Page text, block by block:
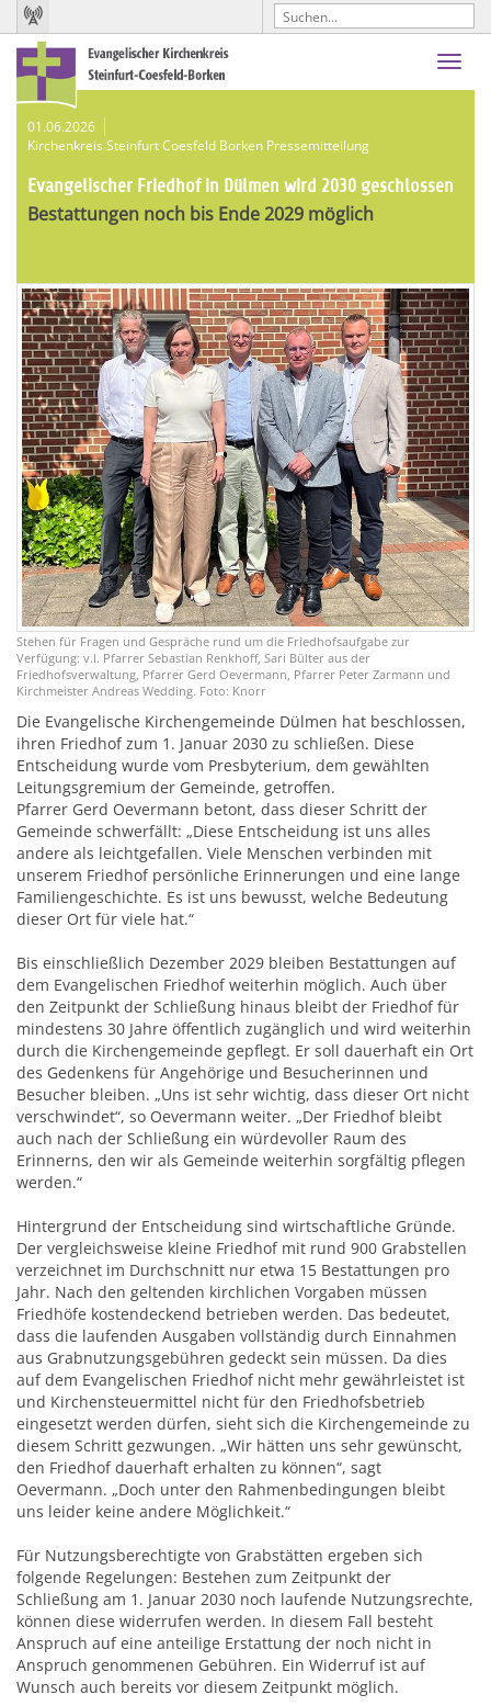
01.06.2026
Kirchenkreis Steinfurt Coesfeld Borken Pressemitteilung
Evangelischer Friedhof in Dülmen wird 2030 geschlossen
Bestattungen noch bis Ende 2029 möglich
Stehen für Fragen und Gespräche rund um die Friedhofsaufgabe zur
Verfügung: v.l. Pfarrer Sebastian Renkhoff, Sari Bülter aus der
Friedhofsverwaltung, Pfarrer Gerd Oevermann, Pfarrer Peter Zarmann und
Kirchmeister Andreas Wedding. Foto: Knorr
Die Evangelische Kirchengemeinde Dülmen hat beschlossen,
ihren Friedhof zum 1. Januar 2030 zu schließen. Diese
Entscheidung wurde vom Presbyterium, dem gewählten
Leitungsgremium der Gemeinde, getroffen.
Pfarrer Gerd Oevermann betont, dass dieser Schritt der
Gemeinde schwerfällt: „Diese Entscheidung ist uns alles
andere als leichtgefallen. Viele Menschen verbinden mit
unserem Friedhof persönliche Erinnerungen und eine lange
Familiengeschichte. Es ist uns bewusst, welche Bedeutung
dieser Ort für viele hat.“
Bis einschließlich Dezember 2029 bleiben Bestattungen auf
dem Evangelischen Friedhof weiterhin möglich. Auch über
den Zeitpunkt der Schließung hinaus bleibt der Friedhof für
mindestens 30 Jahre öffentlich zugänglich und wird weiterhin
durch die Kirchengemeinde gepflegt. Er soll dauerhaft ein Ort
des Gedenkens für Angehörige und Besucherinnen und
Besucher bleiben. „Uns ist sehr wichtig, dass dieser Ort nicht
verschwindet“, so Oevermann weiter. „Der Friedhof bleibt
auch nach der Schließung ein würdevoller Raum des
Erinnerns, den wir als Gemeinde weiterhin sorgfältig pflegen
werden.“
Hintergrund der Entscheidung sind wirtschaftliche Gründe.
Der vergleichsweise kleine Friedhof mit rund 900 Grabstellen
verzeichnet im Durchschnitt nur etwa 15 Bestattungen pro
Jahr. Nach den geltenden kirchlichen Vorgaben müssen
Friedhöfe kostendeckend betrieben werden. Das bedeutet,
dass die laufenden Ausgaben vollständig durch Einnahmen
aus Grabnutzungsgebühren gedeckt sein müssen. Da dies
auf dem Evangelischen Friedhof nicht mehr gewährleistet ist
und Kirchensteuermittel nicht für den Friedhofsbetrieb
eingesetzt werden dürfen, sieht sich die Kirchengemeinde zu
diesem Schritt gezwungen. „Wir hätten uns sehr gewünscht,
den Friedhof dauerhaft erhalten zu können“, sagt
Oevermann. „Doch unter den Rahmenbedingungen bleibt
uns leider keine andere Möglichkeit.“
Für Nutzungsberechtigte von Grabstätten ergeben sich
folgende Regelungen: Bestehen zum Zeitpunkt der
Schließung am 1. Januar 2030 noch laufende Nutzungsrechte,
können diese widerrufen werden. In diesem Fall besteht
Anspruch auf eine anteilige Erstattung der noch nicht in
Anspruch genommenen Gebühren. Ein Widerruf ist auf
Wunsch auch bereits vor diesem Zeitpunkt möglich.